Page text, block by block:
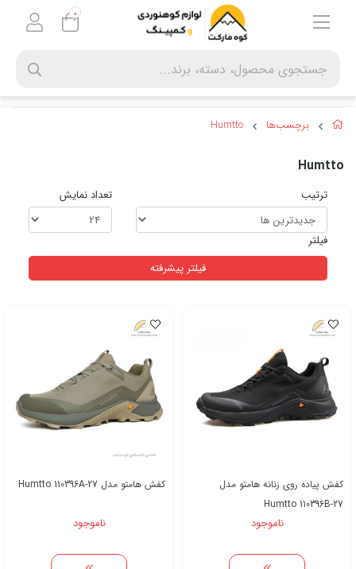
برچسب‌ها Humtto
Humtto
ترتیب تعداد نمایش
فیلتر
فیلتر پیشرفته
کفش پیاده روی زنانه هامتو مدل
Humtto 110396B-27
ناموجود
کفش هامتو مدل Humtto 110396A-27
ناموجود
0